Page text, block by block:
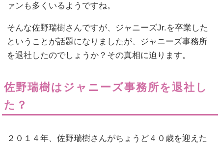
ァンも多くいるようですね。
そんな佐野瑞樹さんですが、ジャニーズJr.を卒業した
ということが話題になりましたが、ジャニーズ事務所
を退社したのでしょうか？その真相に迫ります。
佐野瑞樹はジャニーズ事務所を退社し
た？
２０１４年、佐野瑞樹さんがちょうど４０歳を迎えた